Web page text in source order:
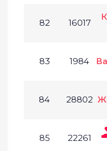
82 16017
83 1984
84 28802
85 22261